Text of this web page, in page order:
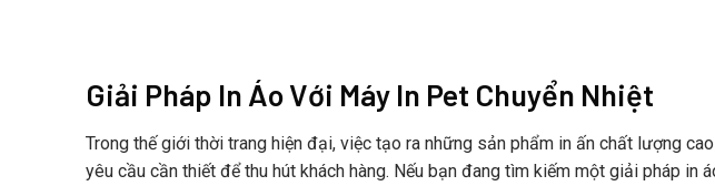
Giải Pháp In Áo Với Máy In Pet Chuyển Nhiệt
Trong thế giới thời trang hiện đại, việc tạo ra những sản phẩm in ấn chất lượng
yêu cầu cần thiết để thu hút khách hàng. Nếu bạn đang tìm kiếm một giải pháp in